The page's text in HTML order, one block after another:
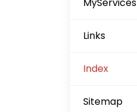
Links
Index
Sitemap